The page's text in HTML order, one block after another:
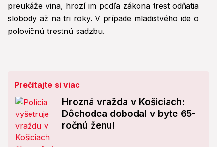
preukáže vina, hrozí im podľa zákona trest odňatia
slobody až na tri roky. V prípade mladistvého ide o
polovičnú trestnú sadzbu.
Prečítajte si viac
Hrozná vražda v Košiciach:
Dôchodca dobodal v byte 65-
ročnú ženu!